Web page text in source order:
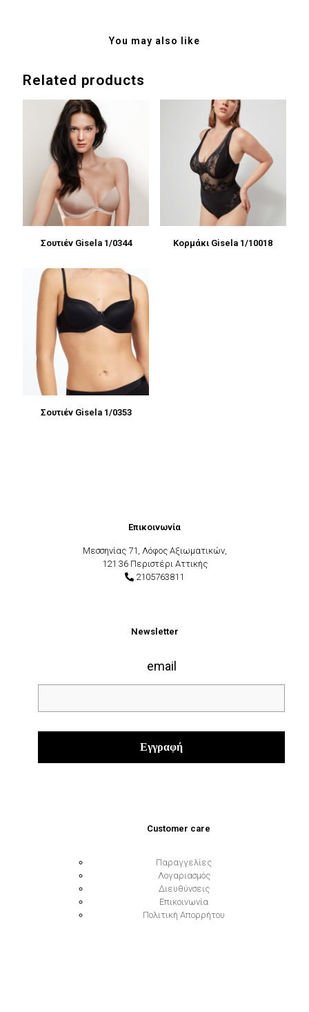
You may also like
Related products
Σουτιέν Gisela 1/0344 Κορμάκι Gisela 1/10018
Σουτιέν Gisela 1/0353
Επικοινωνία
Μεσσηνίας 71, Λόφος Αξιωματικών,
121 36 Περιστέρι Αττικής
2105763811
Newsletter
email
Customer care
Παραγγελίες
Λογαριασμός
Διευθύνσεις
Επικοινωνία
Πολιτική Απορρήτου